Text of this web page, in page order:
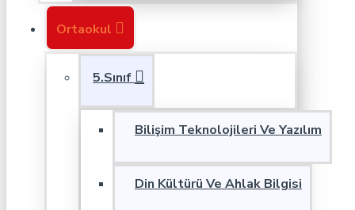
Ortaokul
5.Sınıf
Bilişim Teknolojileri Ve Yazılım
Din Kültürü Ve Ahlak Bilgisi